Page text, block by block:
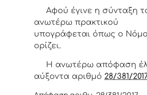
Αφoύ έγιvε η σύvταξη
αvωτέρω πρακτικoύ
υπoγράφεται όπως o
oρίζει.
Η αvωτέρω απόφαση
αύξοντα αριθμό 28/381/